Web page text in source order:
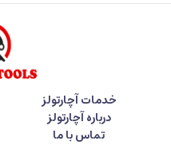
خدمات آچارتولز
درباره آچارتولز
تماس با ما